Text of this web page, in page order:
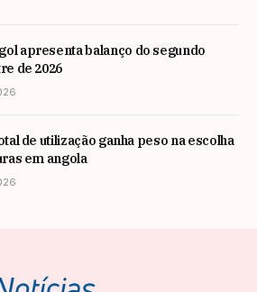
apresenta balanço do segundo
de 2026
de utilização ganha peso na escolha
em angola